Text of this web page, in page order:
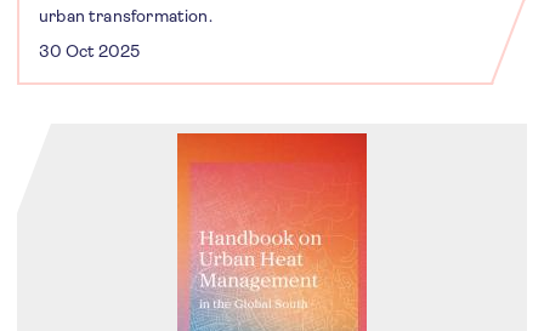
urban transformation.
30 Oct 2025